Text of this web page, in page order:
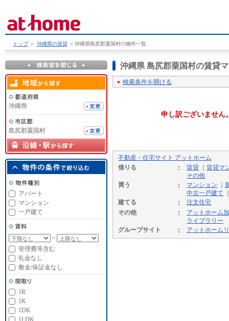
トップ ＞ 沖縄県の賃貸 ＞ 沖縄県島尻郡粟国村の物件一覧
沖縄県 島尻郡粟国村の賃貸
検索条件を開ける
申し訳ございません
不動産・住宅サイト アットホーム
借りる
賃貸
賃貸マ
その他
買う
マンション
中古一戸建て
建てる
注文住宅
その他
アットホーム
ライブラリー
グループサイト
アットホーム
沖縄県
島尻郡粟国村
アパート
マンション
一戸建て
～
管理費等含む
礼金なし
敷金/保証金なし
1R
1K
1DK